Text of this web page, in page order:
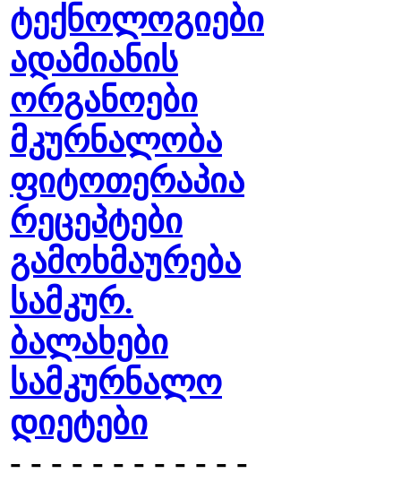
ტექნოლოგიები
ადამიანის
ორგანოები
მკურნალობა
ფიტოთერაპია
რეცეპტები
გამოხმაურება
სამკურ.
ბალახები
სამკურნალო
დიეტები
- - - - - - - - - - - -